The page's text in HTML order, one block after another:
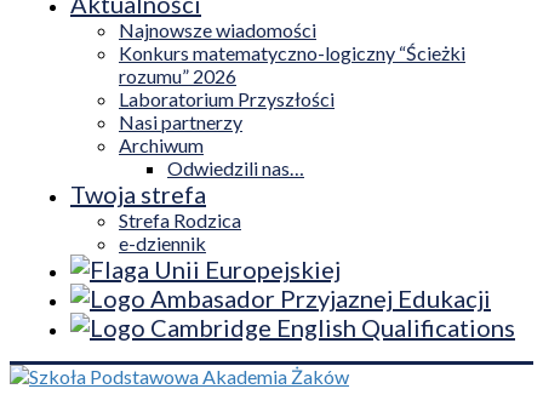
Najnowsze wiadomości
Konkurs matematyczno-logiczny “Ścieżki
rozumu” 2026
Laboratorium Przyszłości
Nasi partnerzy
Archiwum
Odwiedzili nas…
Twoja strefa
Strefa Rodzica
e-dziennik